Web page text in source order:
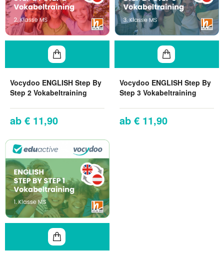
Vocydoo ENGLISH Step By
Step 2 Vokabeltraining
€ 11,90
Vocydoo ENGLISH Step By
Step 3 Vokabeltraining
€ 11,90